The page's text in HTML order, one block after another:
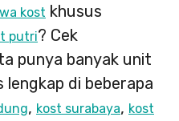
kost khusus
putri? Cek
punya banyak unit
di beberapa
, kost surabaya, kost